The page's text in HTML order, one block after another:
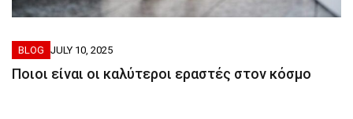
BLOG JULY 10, 2025
Ποιοι είναι οι καλύτεροι εραστές στον κόσμο